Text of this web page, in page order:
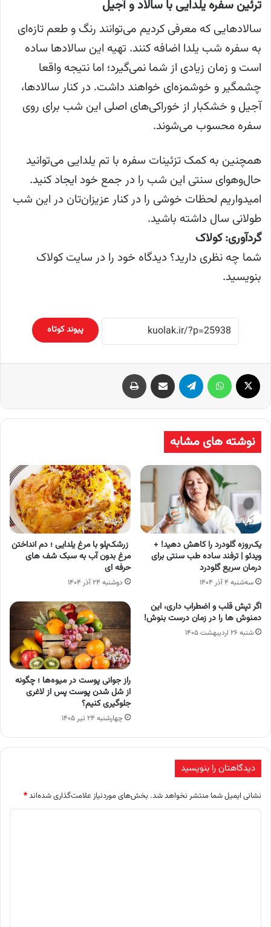
ترئین سفره یلدایی با سالاد و آجیل
سالادهایی که معرفی کردیم می‌توانند رنگ و طعم تازه‌ای
به سفره شب یلدا اضافه کنند. تهیه این سالادها ساده
است و زمان زیادی از شما نمی‌گیرد؛ اما نتیجه‌ واقعا
چشمگیر و خوشمزه‌ای خواهند داشت. در کنار سالادها،
آجیل و خشکبار از خوراکی‌های اصلی این شب برای روی
سفره محسوب می‌شوند.
همچنین به کمک تزئینات سفره با تم یلدایی می‌توانید
حال‌وهوای سنتی این شب را در جمع خود ایجاد کنید.
امیدواریم لحظات خوشی را در کنار عزیزان‌تان در این شب
طولانی سال داشته باشید.
گردآوری: کولاک
شما چه نظری دارید؟ دیدگاه خود را در سایت کولاک
بنویسید.
پیوند کوتاه
تلگرام اشتراک گذاری از طریق ایمیل
نوشته های مشابه
یک‌روزه گلودرد را کاهش دهید! +
ویدئو | ترفند ساده طب سنتی برای
درمان سریع گلودرد
سه‌شنبه ۴ آذر ۱۴۰۴
زرشک‌پلو با مرغ یلدایی ؛ دم انداختن
مرغ بدون آب به سبک شف های
حرفه ای
دوشنبه ۲۴ آذر ۱۴۰۴
اگر تپش قلب و اضطراب داری، این
دمنوش ها را در زمان درست بنوش!
شنبه ۲۶ اردیبهشت ۱۴۰۵
راز جوانی پوست در میوه‌ها ؛ چگونه
از شل شدن پوست پس از لاغری
جلوگیری کنیم؟
چهارشنبه ۲۴ تیر ۱۴۰۵
دیدگاهتان را بنویسید
نشانی ایمیل شما منتشر نخواهد شد. بخش‌های موردنیاز علامت‌گذاری شده‌اند*